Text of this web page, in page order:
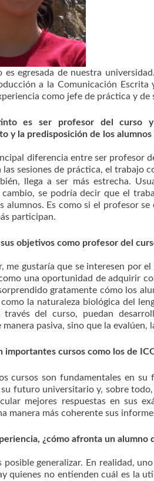
es egresada de nuestra
a la Comunicación Escrita
como jefe de práctica y
es ser profesor del curso
y la predisposición de los
diferencia entre ser profesor
las sesiones de práctica, el trabajo
llega a ser más estrecha.
se podría decir que el
alumnos. Es como si el profesor
participan.
sus objetivos como profesor del
me gustaría que se interesen por
una oportunidad de adquirir
gratamente cómo los
la naturaleza biológica del
través del curso, puedan
pasiva, sino que la evalúen,
importantes cursos como los de
cursos son fundamentales en
futuro universitario y, sobre
mejores respuestas en sus
manera más coherente sus
¿cómo afronta un alumno
posible generalizar. En realidad,
quienes no entienden cuál es la